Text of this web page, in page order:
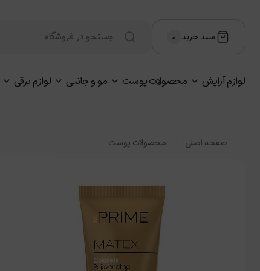
سبد خرید ۰
لوازم آرایش محصولات پوست مو و جانبی لوازم برقی
صفحه اصلی محصولات پوست